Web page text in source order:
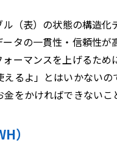
（表）の状態の構造
タの一貫性・信頼性
ーマンスを上げるた
るよ」とはいかないの
をかければできない
）